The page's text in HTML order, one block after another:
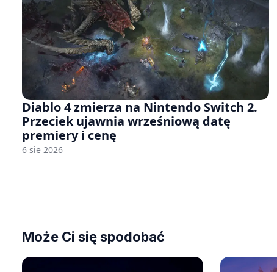
Diablo 4 zmierza na Nintendo Switch 2.
Przeciek ujawnia wrześniową datę
premiery i cenę
6 sie 2026
Może Ci się spodobać